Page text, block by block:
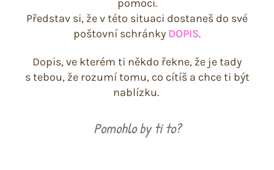
pomoci.
Představ si, že v této situaci dostaneš do své
poštovní schránky DOPIS.
Dopis, ve kterém ti někdo řekne, že je tady
s tebou, že rozumí tomu, co cítíš a chce ti být
nablízku.
Pomohlo by ti to?